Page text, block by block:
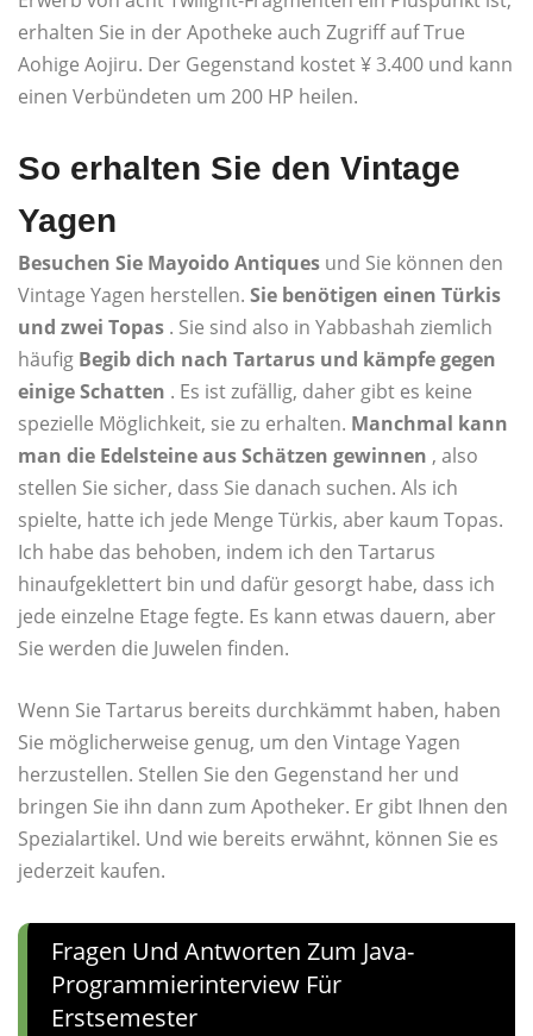
erhalten Sie in der Apotheke auch Zugriff auf True
Aohige Aojiru. Der Gegenstand kostet ¥ 3.400 und kann
einen Verbündeten um 200 HP heilen.
So erhalten Sie den Vintage
Yagen
Besuchen Sie Mayoido Antiques und Sie können den
Vintage Yagen herstellen. Sie benötigen einen Türkis
und zwei Topas . Sie sind also in Yabbashah ziemlich
häufig Begib dich nach Tartarus und kämpfe gegen
einige Schatten . Es ist zufällig, daher gibt es keine
spezielle Möglichkeit, sie zu erhalten. Manchmal kann
man die Edelsteine ​​aus Schätzen gewinnen , also
stellen Sie sicher, dass Sie danach suchen. Als ich
spielte, hatte ich jede Menge Türkis, aber kaum Topas.
Ich habe das behoben, indem ich den Tartarus
hinaufgeklettert bin und dafür gesorgt habe, dass ich
jede einzelne Etage fegte. Es kann etwas dauern, aber
Sie werden die Juwelen finden.
Wenn Sie Tartarus bereits durchkämmt haben, haben
Sie möglicherweise genug, um den Vintage Yagen
herzustellen. Stellen Sie den Gegenstand her und
bringen Sie ihn dann zum Apotheker. Er gibt Ihnen den
Spezialartikel. Und wie bereits erwähnt, können Sie es
jederzeit kaufen.
Fragen Und Antworten Zum Java-
Programmierinterview Für
Erstsemester